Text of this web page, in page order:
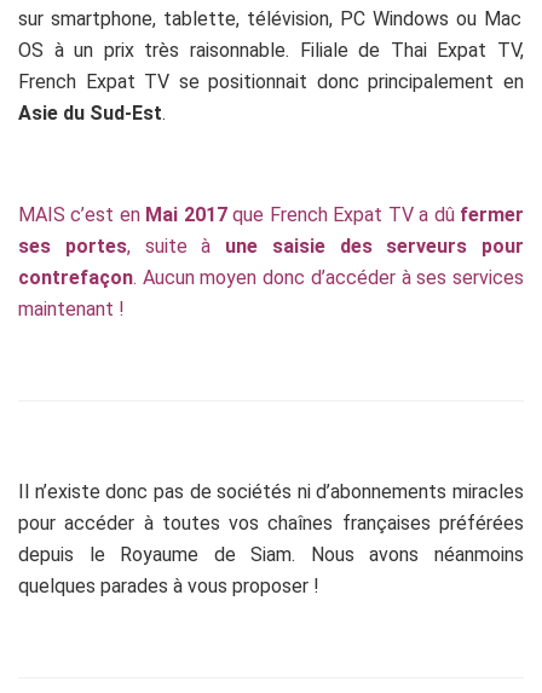
sur smartphone, tablette, télévision, PC Windows ou Mac
OS à un prix très raisonnable. Filiale de Thai Expat TV,
French Expat TV se positionnait donc principalement en
Asie du Sud-Est.
MAIS c’est en Mai 2017que French Expat TV a dû fermer
ses portes, suite à une saisie des serveurs pour
contrefaçon. Aucun moyen donc d’accéder à ses services
maintenant !
Il n’existe donc pas de sociétés ni d’abonnements miracles
pour accéder à toutes vos chaînes françaises préférées
depuis le Royaume de Siam. Nous avons néanmoins
quelques parades à vous proposer !